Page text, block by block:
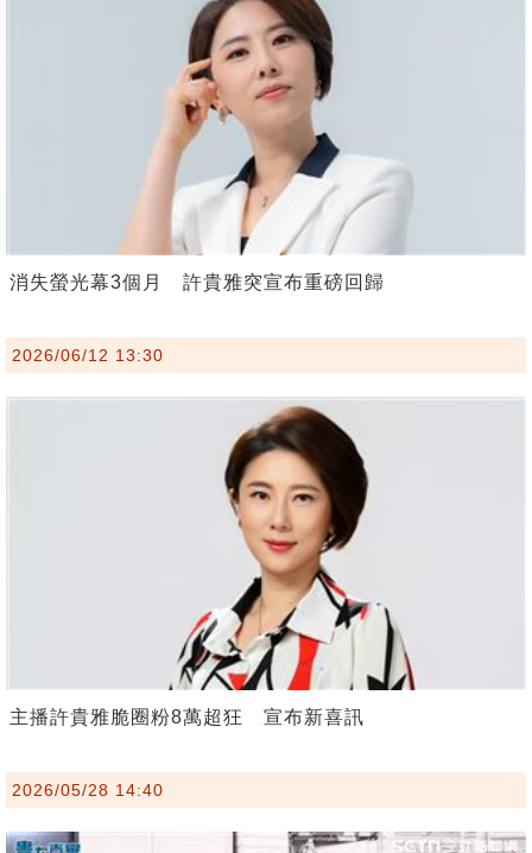
消失螢光幕3個月 許貴雅突宣布重磅回歸
2026/06/12 13:30
主播許貴雅脆圈粉8萬超狂 宣布新喜訊
2026/05/28 14:40